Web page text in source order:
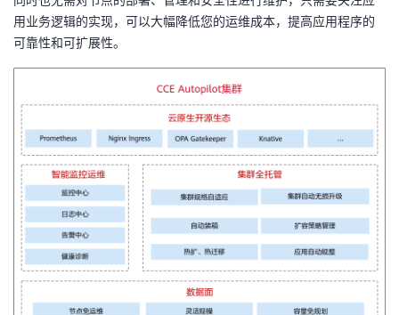
者
博
客
的
论
坛
我
的
圈
我
的
我
用业务逻辑的实现，可以大幅降低您的运维成本，提高应用程序的
可靠性和可扩展性。